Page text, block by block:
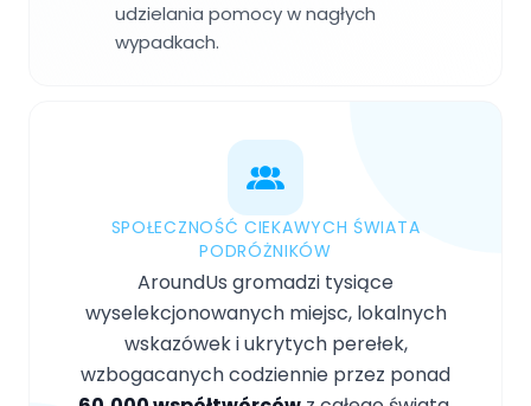
udzielania pomocy w nagłych
wypadkach.
SPOŁECZNOŚĆ CIEKAWYCH ŚWIATA
PODRÓŻNIKÓW
AroundUs gromadzi tysiące
wyselekcjonowanych miejsc, lokalnych
wskazówek i ukrytych perełek,
wzbogacanych codziennie przez ponad